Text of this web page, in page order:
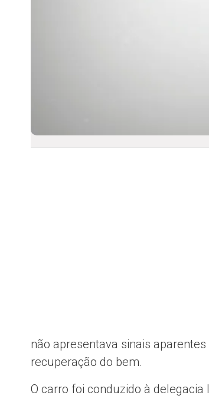
não apresentava sinais
recuperação do bem.
O carro foi conduzido à